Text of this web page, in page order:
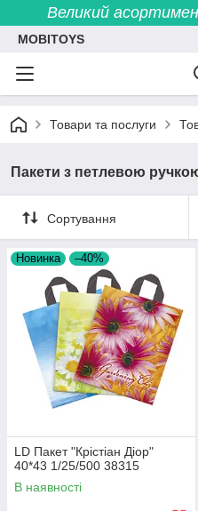
Великий
MOBITOYS
Товари та послуги
Пакети з петлевою
Сортування
Новинка –40%
LD Пакет "Крістіан Діор"
40*43 1/25/500 38315
В наявності